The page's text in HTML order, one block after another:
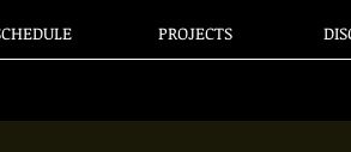
PROJECTS